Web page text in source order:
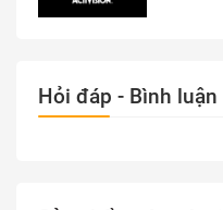
Hỏi đáp - Bình luận